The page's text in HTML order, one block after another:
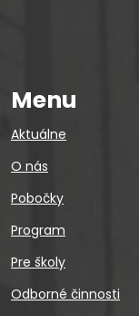
Menu
Aktuálne
O nás
Pobočky
Program
Pre školy
Odborné činnosti